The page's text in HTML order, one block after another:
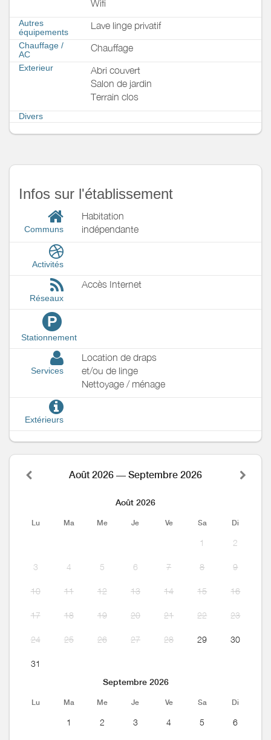
Wifi
Autres
équipements
Lave linge privatif
Chauffage /
AC
Chauffage
Exterieur
Abri couvert
Salon de jardin
Terrain clos
Divers
Infos sur l'établissement
Communs
Habitation
indépendante
Activités
Réseaux
Accès Internet
P
Stationnement
Services
Location de draps
et/ou de linge
Nettoyage / ménage
Extérieurs
Août 2026 — Septembre 2026
Août 2026
Lu Ma Me Je Ve Sa Di
1 2
3 4 5 6 7 8 9
10 11 12 13 14 15 16
17 18 19 20 21 22 23
24 25 26 27 28 29 30
31
Septembre 2026
Lu Ma Me Je Ve Sa Di
1 2 3 4 5 6